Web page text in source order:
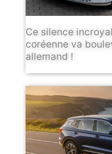
Ce silence
coréenne va
allemand !